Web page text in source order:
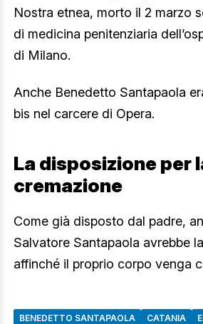
Nostra etnea, morto il 2 marzo
di medicina penitenziaria
di Milano.
Anche Benedetto Santapaola
bis nel carcere di Opera.
La disposizione per
cremazione
Come già disposto dal padre,
Salvatore Santapaola avrebbe
affinché il proprio corpo venga
BENEDETTO SANTAPAOLA CATANIA